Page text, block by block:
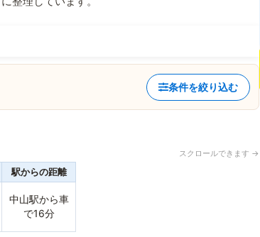
条件を絞り込む
スクロールできます →
駅からの距離
中山駅から車
で16分